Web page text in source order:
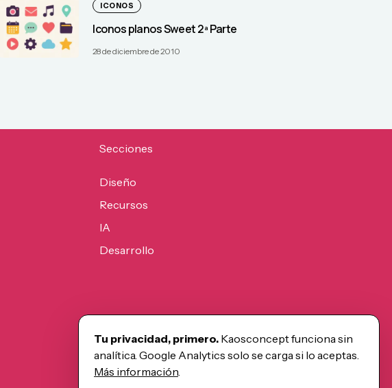
ICONOS
Iconos planos Sweet 2ª Parte
28 de diciembre de 2010
Secciones
Diseño
Recursos
IA
Desarrollo
Tu privacidad, primero. Kaosconcept funciona sin
analítica. Google Analytics solo se carga si lo aceptas.
Más información.